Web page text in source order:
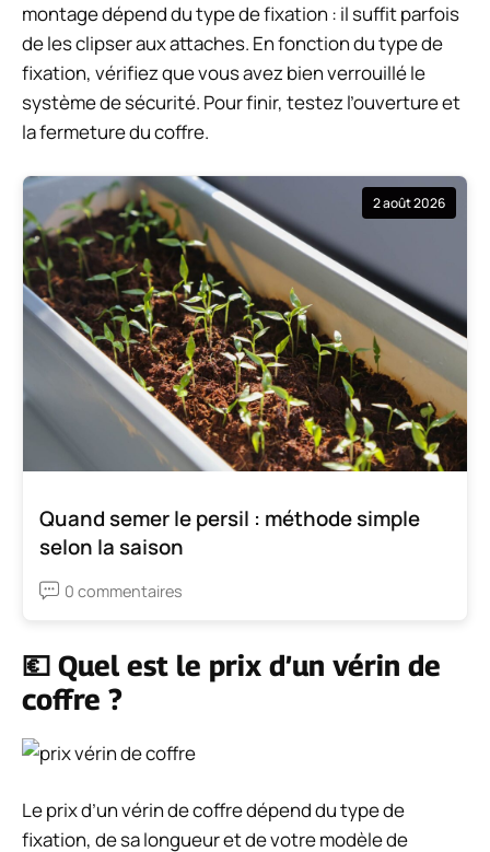
montage dépend du type de fixation : il suffit parfois
de les clipser aux attaches. En fonction du type de
fixation, vérifiez que vous avez bien verrouillé le
système de sécurité. Pour finir, testez l’ouverture et
la fermeture du coffre.
2 août 2026
Quand semer le persil : méthode simple
selon la saison
0 commentaires
💶 Quel est le prix d’un vérin de
coffre ?
Le prix d’un vérin de coffre dépend du type de
fixation, de sa longueur et de votre modèle de